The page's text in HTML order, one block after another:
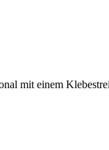
mit einem